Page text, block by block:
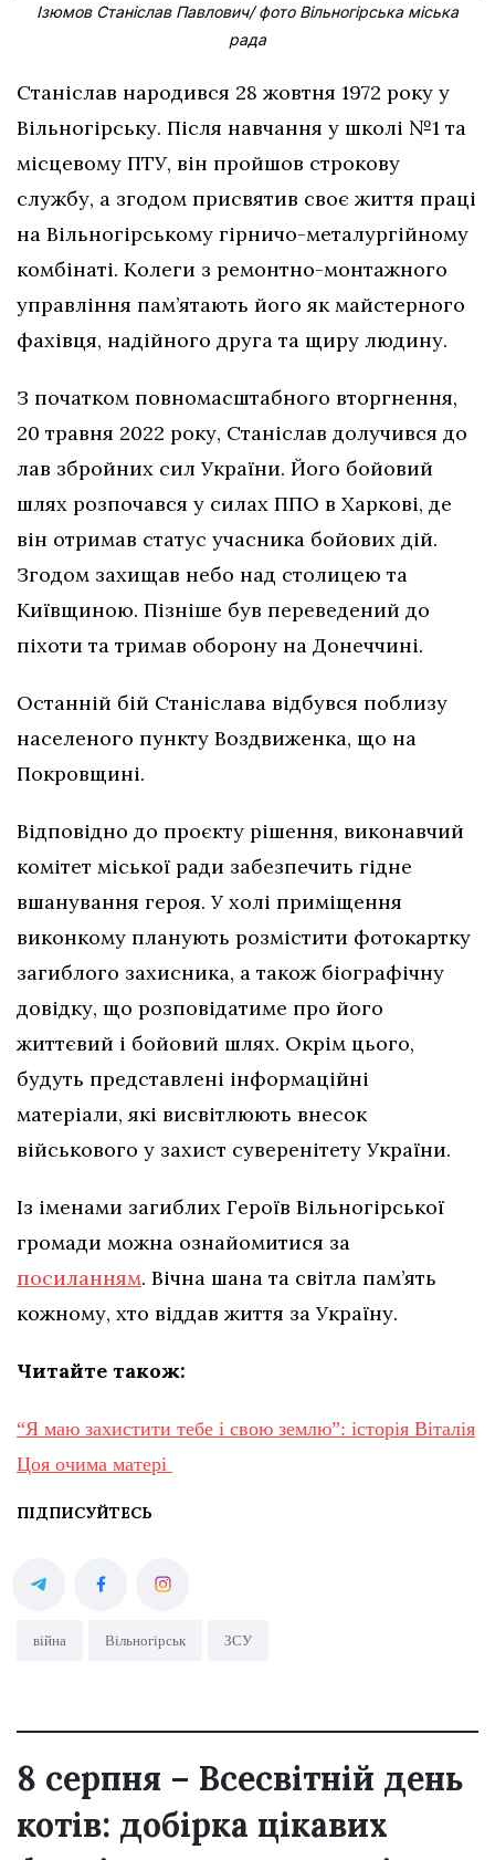
Ізюмов Станіслав Павлович/ фото Вільногірська міська
рада
Станіслав народився 28 жовтня 1972 року у
Вільногірську. Після навчання у школі №1 та
місцевому ПТУ, він пройшов строкову
службу, а згодом присвятив своє життя праці
на Вільногірському гірничо-металургійному
комбінаті. Колеги з ремонтно-монтажного
управління пам’ятають його як майстерного
фахівця, надійного друга та щиру людину.
З початком повномасштабного вторгнення,
20 травня 2022 року, Станіслав долучився до
лав збройних сил України. Його бойовий
шлях розпочався у силах ППО в Харкові, де
він отримав статус учасника бойових дій.
Згодом захищав небо над столицею та
Київщиною. Пізніше був переведений до
піхоти та тримав оборону на Донеччині.
Останній бій Станіслава відбувся поблизу
населеного пункту Воздвиженка, що на
Покровщині.
Відповідно до проєкту рішення, виконавчий
комітет міської ради забезпечить гідне
вшанування героя. У холі приміщення
виконкому планують розмістити фотокартку
загиблого захисника, а також біографічну
довідку, що розповідатиме про його
життєвий і бойовий шлях. Окрім цього,
будуть представлені інформаційні
матеріали, які висвітлюють внесок
військового у захист суверенітету України.
Із іменами загиблих Героїв Вільногірської
громади можна ознайомитися за
посиланням. Вічна шана та світла пам’ять
кожному, хто віддав життя за Україну.
Читайте також:
“Я маю захистити тебе і свою землю”: історія Віталія
Цоя очима матері
ПІДПИСУЙТЕСЬ
війна Вільногірськ ЗСУ
8 серпня – Всесвітній день
котів: добірка цікавих